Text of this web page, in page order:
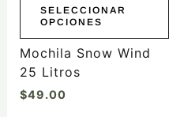
SELECCIONAR
OPCIONES
elegir
la
página
producto
Mochila Snow Wind
25 Litros
$49.00